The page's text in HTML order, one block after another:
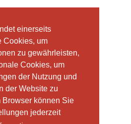
einerseits
Cookies, um
zu gewährleisten,
Cookies, um
der Nutzung und
der Website zu
Browser können Sie
jederzeit
einerseits
Cookies, um
zu gewährleisten,
Cookies, um
der Nutzung und
der Website zu
Browser können Sie
jederzeit